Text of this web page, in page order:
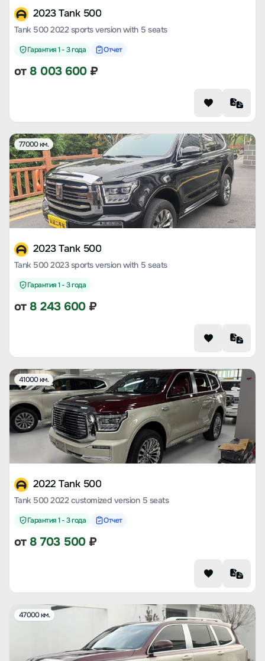
2023 Tank 500
Tank 500 2022 sports version with 5 seats
Гарантия 1 - 3 года Отчет
от 8 003 600₽
77000 км.
2023 Tank 500
Tank 500 2023 sports version with 5 seats
Гарантия 1 - 3 года
от 8 243 600₽
41000 км.
2022 Tank 500
Tank 500 2022 customized version 5 seats
Гарантия 1 - 3 года Отчет
от 8 703 500₽
47000 км.